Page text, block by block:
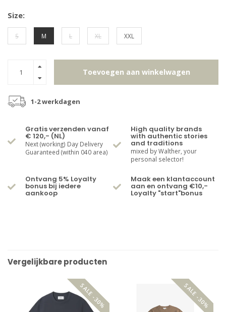
Size:
S M L XL XXL
Toevoegen aan winkelwagen
1-2 werkdagen
Gratis verzenden vanaf
€ 120,- (NL)
Next (working) Day Delivery
Guaranteed (within 040 area)
High quality brands
with authentic stories
and traditions
mixed by Walther, your
personal selector!
Ontvang 5% Loyalty
bonus bij iedere
aankoop
Maak een klantaccount
aan en ontvang €10,-
Loyalty "start"bonus
Vergelijkbare producten
SALE -30% SALE -30%